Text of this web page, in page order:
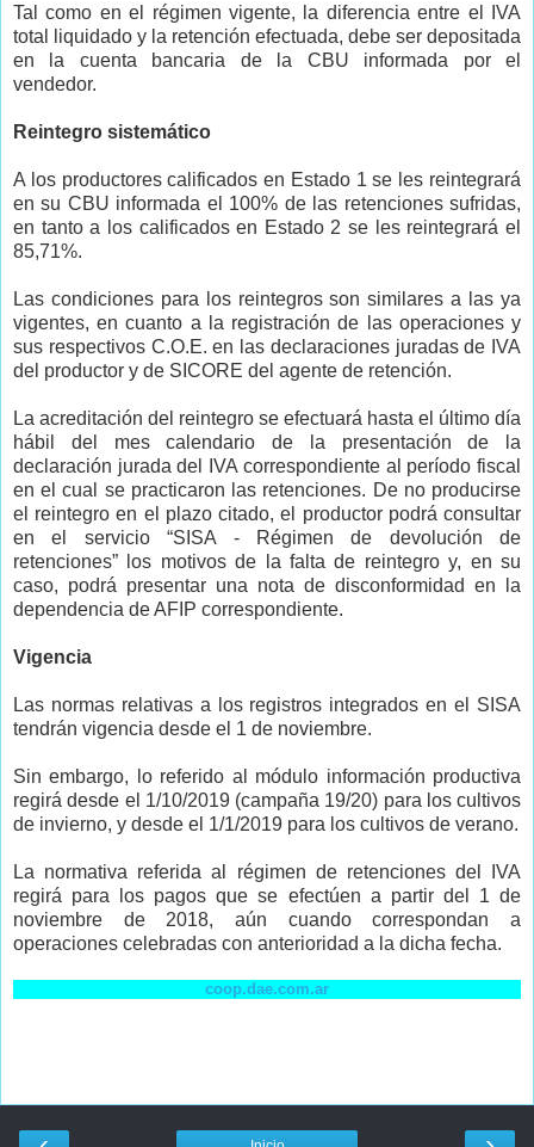
Tal como en el régimen vigente, la diferencia entre el IVA
total liquidado y la retención efectuada, debe ser depositada
en la cuenta bancaria de la CBU informada por el
vendedor.
Reintegro sistemático
A los productores calificados en Estado 1 se les reintegrará
en su CBU informada el 100% de las retenciones sufridas,
en tanto a los calificados en Estado 2 se les reintegrará el
85,71%.
Las condiciones para los reintegros son similares a las ya
vigentes, en cuanto a la registración de las operaciones y
sus respectivos C.O.E. en las declaraciones juradas de IVA
del productor y de SICORE del agente de retención.
La acreditación del reintegro se efectuará hasta el último día
hábil del mes calendario de la presentación de la
declaración jurada del IVA correspondiente al período fiscal
en el cual se practicaron las retenciones. De no producirse
el reintegro en el plazo citado, el productor podrá consultar
en el servicio “SISA - Régimen de devolución de
retenciones” los motivos de la falta de reintegro y, en su
caso, podrá presentar una nota de disconformidad en la
dependencia de AFIP correspondiente.
Vigencia
Las normas relativas a los registros integrados en el SISA
tendrán vigencia desde el 1 de noviembre.
Sin embargo, lo referido al módulo información productiva
regirá desde el 1/10/2019 (campaña 19/20) para los cultivos
de invierno, y desde el 1/1/2019 para los cultivos de verano.
La normativa referida al régimen de retenciones del IVA
regirá para los pagos que se efectúen a partir del 1 de
noviembre de 2018, aún cuando correspondan a
operaciones celebradas con anterioridad a la dicha fecha.
coop.dae.com.ar